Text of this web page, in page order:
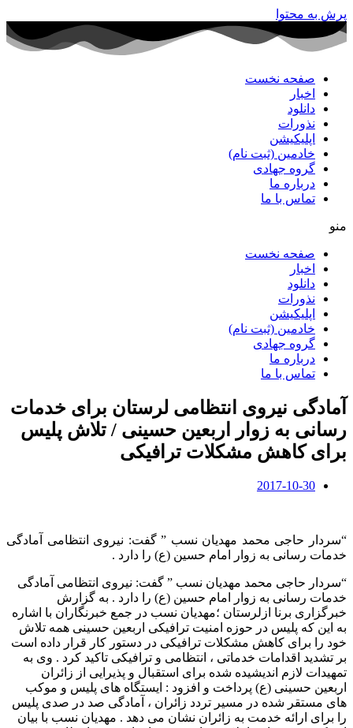
پرش به محتوا
صفحه نخست
اخبار
دانلود
نذورات
اپلیکیشن
خادمین (ثبت نام)
گروه جهادی
درباره ما
تماس با ما
منو
صفحه نخست
اخبار
دانلود
نذورات
اپلیکیشن
خادمین (ثبت نام)
گروه جهادی
درباره ما
تماس با ما
آمادگی نیروی انتظامی لرستان برای خدمات
رسانی به زوار اربعین حسینی / تلاش پلیس
برای کاهش مشکلات ترافیکی
2017-10-30
“سردار حاجی محمد مهدیان نسب ” گفت: نیروی انتظامی آمادگی
خدمات رسانی به زوار امام حسین (ع) را دارد .
“سردار حاجی محمد مهدیان نسب ” گفت: نیروی انتظامی آمادگی
خدمات رسانی به زوار امام حسین (ع) را دارد . به گزارش
خبرگزاری برنا ازلرستان ؛مهدیان نسب در جمع خبرنگاران با اشاره
به این که پلیس در حوزه امنیت ترافیکی اربعین حسینی همه تلاش
خود را برای کاهش مشکلات ترافیکی در دستور کار قرار داده است
بر تشدید اقدامات خدماتی ، انتظامی و ترافیکی تاکید کرد . وی به
تمهیدات لازم اندیشیده شده برای استقبال و پذیرایی از زائران
اربعین حسینی (ع) پرداخت و افزود : ایستگاه های پلیس و موکب
های مستقر شده در مسیر تردد زائران ، آمادگی صد در صدی پلیس
را برای ارائه خدمت به زائران نشان می دهد . مهدیان نسب با بیان